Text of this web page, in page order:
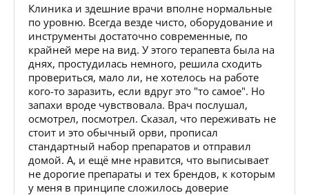
Клиника и здешние врачи вполне нормальные
по уровню. Всегда везде чисто, оборудование и
инструменты достаточно современные, по
крайней мере на вид. У этого терапевта была на
днях, простудилась немного, решила сходить
провериться, мало ли, не хотелось на работе
кого-то заразить, если вдруг это "то самое". Но
запахи вроде чувствовала. Врач послушал,
осмотрел, посмотрел. Сказал, что переживать не
стоит и это обычный орви, прописал
стандартный набор препаратов и отправил
домой. А, и ещё мне нравится, что выписывает
не дорогие препараты и тех брендов, к которым
у меня в принципе сложилось доверие